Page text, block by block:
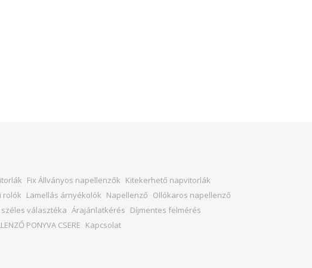
Fix Állványos napellenzők Kitekerhető napvitorlák
rolók Lamellás árnyékolók Napellenző Ollókaros napellenző
választéka Árajánlatkérés Díjmentes felmérés
PONYVA CSERE Kapcsolat